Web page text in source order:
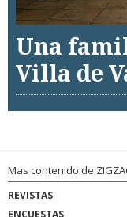
Una
Villa de
Mas contenido de
REVISTAS